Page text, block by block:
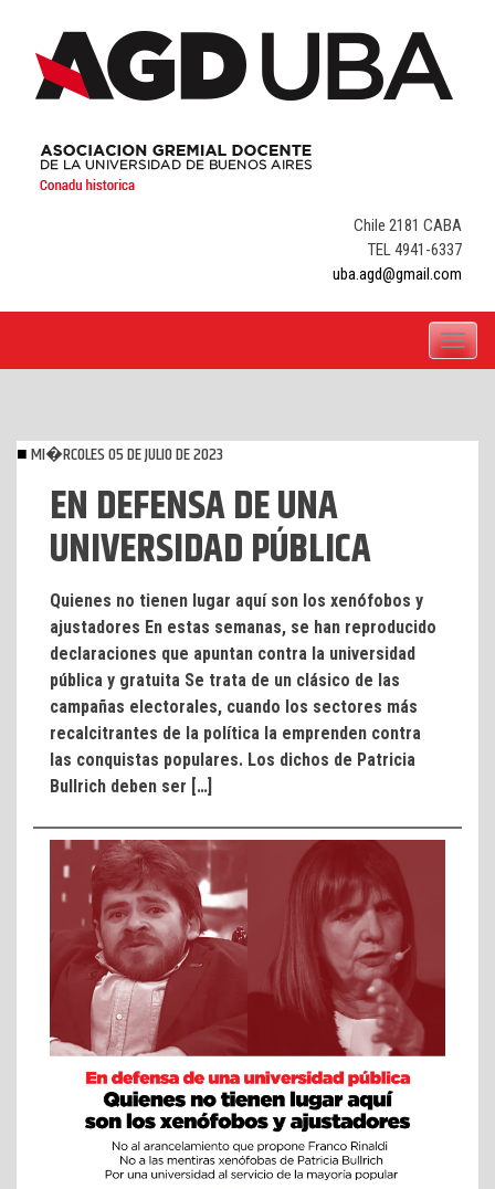
content
Chile 2181 CABA
TEL 4941-6337
uba.agd@gmail.com
Toggle
MI�RCOLES 05 DE JULIO DE 2023
EN DEFENSA DE UNA
UNIVERSIDAD PÚBLICA
Quienes no tienen lugar aquí son los xenófobos y
ajustadores En estas semanas, se han reproducido
declaraciones que apuntan contra la universidad
pública y gratuita Se trata de un clásico de las
campañas electorales, cuando los sectores más
recalcitrantes de la política la emprenden contra
las conquistas populares. Los dichos de Patricia
Bullrich deben ser […]